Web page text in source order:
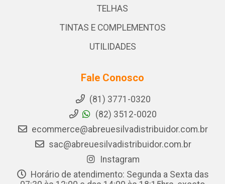
TELHAS
TINTAS E COMPLEMENTOS
UTILIDADES
Fale Conosco
(81) 3771-0320
(82) 3512-0020
ecommerce@abreuesilvadistribuidor.com.br
sac@abreuesilvadistribuidor.com.br
Instagram
Horário de atendimento: Segunda a Sexta das